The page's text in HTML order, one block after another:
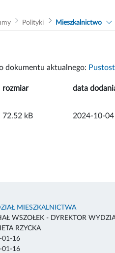
Polityki Mieszkalnictwo
dokumentu aktualnego:
rozmiar data
72.52 kB 2024-10-
MIESZKALNICTWA
WSZOŁEK - DYREKTOR
RZYCKA
01-16
01-16